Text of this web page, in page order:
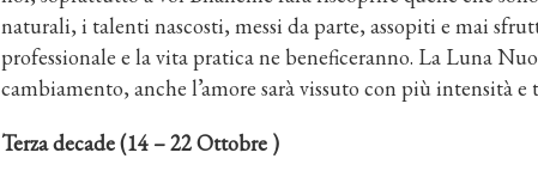
naturali, i talenti nascosti, messi da parte, assopiti e mai
professionale e la vita pratica ne beneficeranno. La Luna
cambiamento, anche l’amore sarà vissuto con più intensità e
Terza decade (14 – 22 Ottobre )